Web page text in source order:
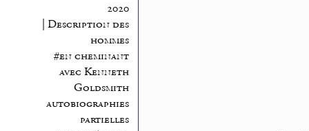
2020
| Description des
hommes
#en cheminant
avec Kenneth
Goldsmith
autobiographies
partielles